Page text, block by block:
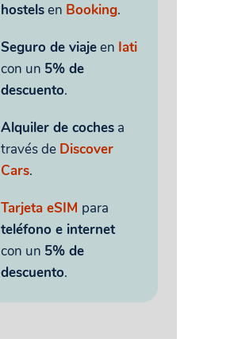
hostelsen Booking.
Seguro de viajeen Iati
con un 5% de
descuento.
Alquiler de coches a
través de Discover
Cars.
Tarjeta eSIM para
teléfono e internet
con un 5% de
descuento.